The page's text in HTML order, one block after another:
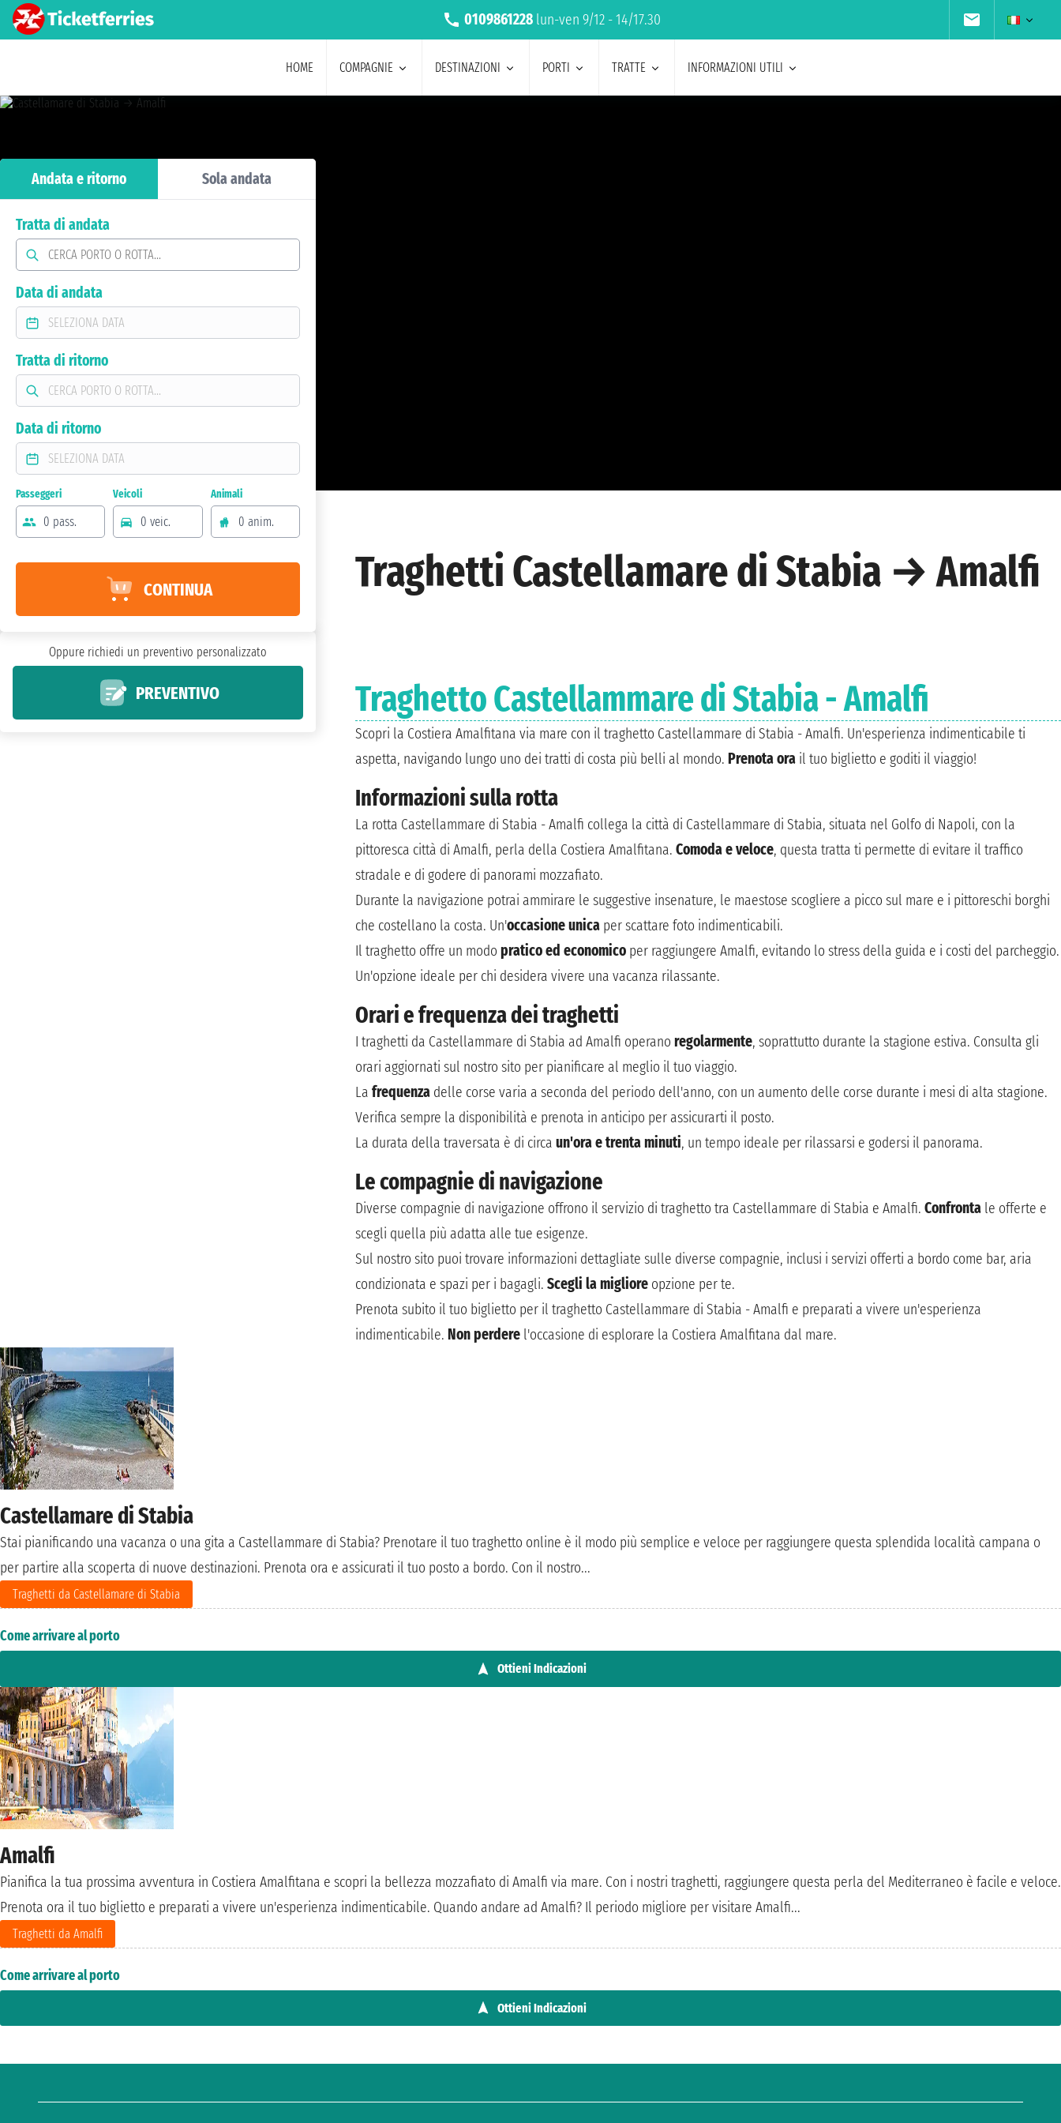
0109861228 lun-ven 9/12 - 14/17.30
HOME COMPAGNIE DESTINAZIONI PORTI TRATTE INFORMAZIONI UTILI
Traghetti Castellamare di Stabia → Amalfi
Traghetto Castellammare di Stabia - Amalfi
Scopri la Costiera Amalfitana via mare con il traghetto Castellammare di Stabia - Amalfi. Un'esperienza indimenticabile ti
aspetta, navigando lungo uno dei tratti di costa più belli al mondo. Prenota ora il tuo biglietto e goditi il viaggio!
Informazioni sulla rotta
La rotta Castellammare di Stabia - Amalfi collega la città di Castellammare di Stabia, situata nel Golfo di Napoli, con la
pittoresca città di Amalfi, perla della Costiera Amalfitana. Comoda e veloce, questa tratta ti permette di evitare il traffico
stradale e di godere di panorami mozzafiato.
Durante la navigazione potrai ammirare le suggestive insenature, le maestose scogliere a picco sul mare e i pittoreschi borghi
che costellano la costa. Un'occasione unica per scattare foto indimenticabili.
Il traghetto offre un modo pratico ed economico per raggiungere Amalfi, evitando lo stress della guida e i costi del parcheggio.
Un'opzione ideale per chi desidera vivere una vacanza rilassante.
Orari e frequenza dei traghetti
I traghetti da Castellammare di Stabia ad Amalfi operano regolarmente, soprattutto durante la stagione estiva. Consulta gli
orari aggiornati sul nostro sito per pianificare al meglio il tuo viaggio.
La frequenza delle corse varia a seconda del periodo dell'anno, con un aumento delle corse durante i mesi di alta stagione.
Verifica sempre la disponibilità e prenota in anticipo per assicurarti il posto.
La durata della traversata è di circa un'ora e trenta minuti, un tempo ideale per rilassarsi e godersi il panorama.
Le compagnie di navigazione
Diverse compagnie di navigazione offrono il servizio di traghetto tra Castellammare di Stabia e Amalfi. Confronta le offerte e
scegli quella più adatta alle tue esigenze.
Sul nostro sito puoi trovare informazioni dettagliate sulle diverse compagnie, inclusi i servizi offerti a bordo come bar, aria
condizionata e spazi per i bagagli. Scegli la migliore opzione per te.
Prenota subito il tuo biglietto per il traghetto Castellammare di Stabia - Amalfi e preparati a vivere un'esperienza
indimenticabile. Non perdere l'occasione di esplorare la Costiera Amalfitana dal mare.
Castellamare di Stabia
Stai pianificando una vacanza o una gita a Castellammare di Stabia? Prenotare il tuo traghetto online è il modo più semplice e veloce per raggiungere questa splendida località campana o
per partire alla scoperta di nuove destinazioni. Prenota ora e assicurati il tuo posto a bordo. Con il nostro...
Traghetti da Castellamare di Stabia
Come arrivare al porto
Ottieni Indicazioni
Amalfi
Pianifica la tua prossima avventura in Costiera Amalfitana e scopri la bellezza mozzafiato di Amalfi via mare. Con i nostri traghetti, raggiungere questa perla del Mediterraneo è facile e veloce.
Prenota ora il tuo biglietto e preparati a vivere un'esperienza indimenticabile. Quando andare ad Amalfi? Il periodo migliore per visitare Amalfi...
Traghetti da Amalfi
Come arrivare al porto
Ottieni Indicazioni
Andata e ritorno Sola andata
Tratta di andata
Data di andata
Tratta di ritorno
Data di ritorno
Passeggeri
0 pass.
Veicoli
0 veic.
Animali
0 anim.
CONTINUA
Oppure richiedi un preventivo personalizzato
PREVENTIVO